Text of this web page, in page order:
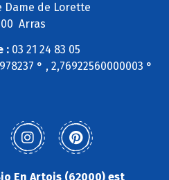
Dame de Lorette
Arras
: 03 21 24 83 05
° , 2,76922560000003 °
En Artois (62000) est